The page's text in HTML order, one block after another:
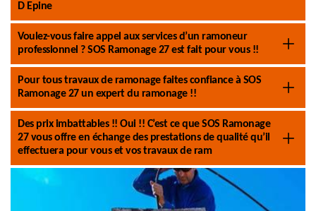
D Epine
Voulez-vous faire appel aux services d’un ramoneur
professionnel ? SOS Ramonage 27 est fait pour vous !!
Pour tous travaux de ramonage faites confiance à SOS
Ramonage 27 un expert du ramonage !!
Des prix imbattables !! Oui !! C’est ce que SOS Ramonage
27 vous offre en échange des prestations de qualité qu’il
effectuera pour vous et vos travaux de ram